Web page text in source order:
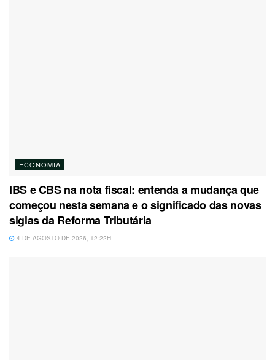
ECONOMIA
IBS e CBS na nota fiscal: entenda a mudança que
começou nesta semana e o significado das novas
siglas da Reforma Tributária
4 DE AGOSTO DE 2026, 12:22H